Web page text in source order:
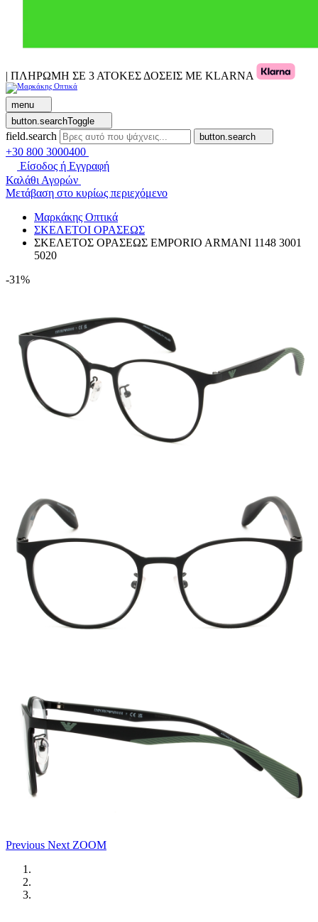
| ΠΛΗΡΩΜΗ ΣΕ 3 ΑΤΟΚΕΣ ΔΟΣΕΙΣ ΜΕ KLARNA
menu
button.searchToggle
field.search button.search
+30 800 3000400
Είσοδος ή Εγγραφή
Καλάθι Αγορών
Μετάβαση στο κυρίως περιεχόμενο
Μαρκάκης Οπτικά
ΣΚΕΛΕΤΟΙ ΟΡΑΣΕΩΣ
ΣΚΕΛΕΤΟΣ ΟΡΑΣΕΩΣ EMPORIO ARMANI 1148 3001
5020
-31%
Previous Next ZOOM